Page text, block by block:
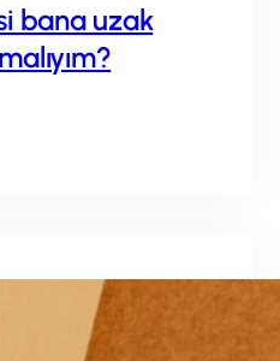
bana uzak